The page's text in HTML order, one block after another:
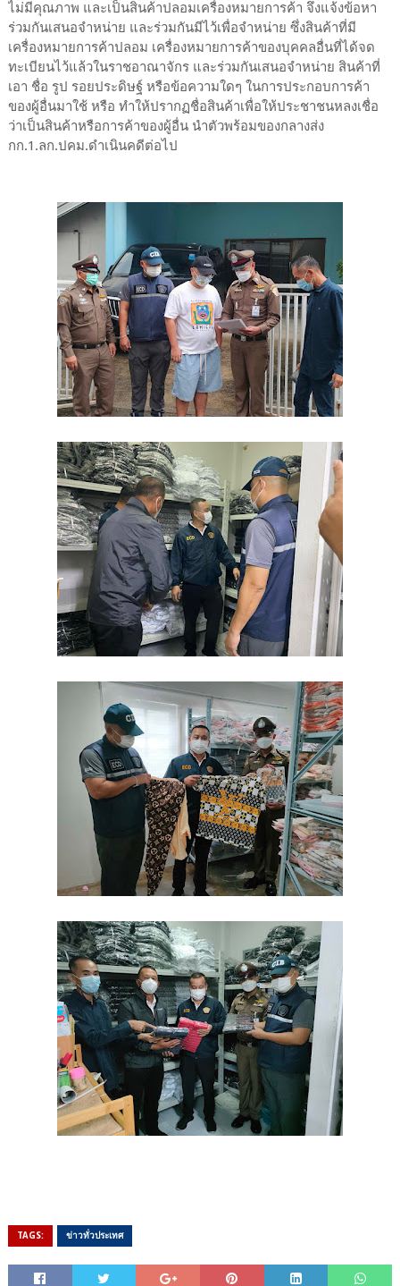
ไม่มีคุณภาพ และเป็นสินค้าปลอมเครื่องหมายการค้า จึงแจ้งข้อหา
ร่วมกันเสนอจำหน่าย และร่วมกันมีไว้เพื่อจำหน่าย ซึ่งสินค้าที่มี
เครื่องหมายการค้าปลอม เครื่องหมายการค้าของบุคคลอื่นที่ได้จด
ทะเบียนไว้แล้วในราชอาณาจักร และร่วมกันเสนอจำหน่าย สินค้าที่
เอา ชื่อ รูป รอยประดิษฐ์ หรือข้อความใดๆ ในการประกอบการค้า
ของผู้อื่นมาใช้ หรือ ทำให้ปรากฏชื่อสินค้าเพื่อให้ประชาชนหลงเชื่อ
ว่าเป็นสินค้าหรือการค้าของผู้อื่น นำตัวพร้อมของกลางส่ง
กก.1.ลก.ปคม.ดำเนินคดีต่อไป
TAGS: ข่าวทั่วประเทศ